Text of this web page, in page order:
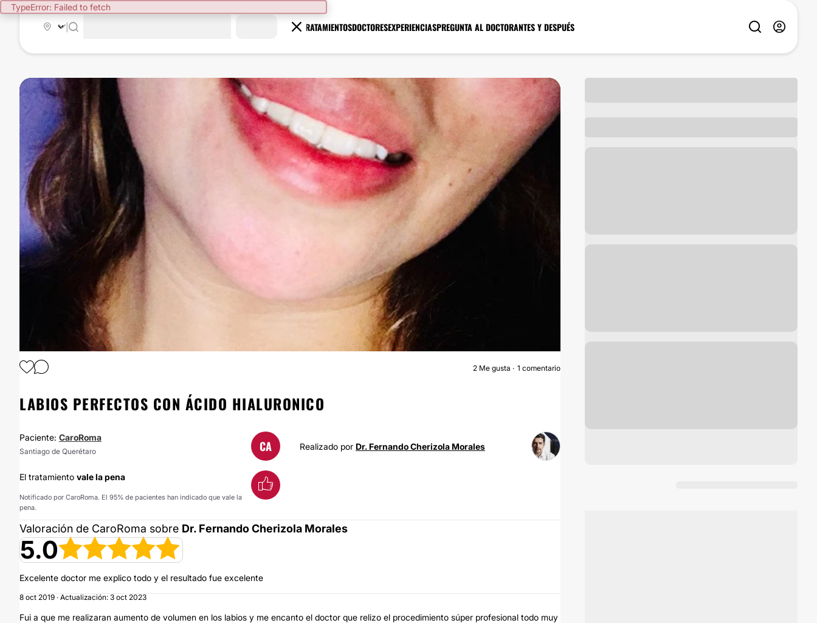
TypeError: Failed to fetch
TRATAMIENTOSDOCTORESEXPERIENCIASPREGUNTA AL DOCTORANTES Y DESPUÉS
ÁCIDO HIALURÓNICO
2 Me gusta 1 comentario
LABIOS PERFECTOS CON ÁCIDO HIALURONICO
Paciente: CaroRoma
Santiago de Querétaro CA Realizado por Dr. Fernando Cherizola Morales
El tratamiento vale la pena
Notificado por CaroRoma. El 95% de pacientes han indicado que vale la
pena.
Valoración de CaroRoma sobre Dr. Fernando Cherizola Morales
5.0
Excelente doctor me explico todo y el resultado fue excelente
8 oct 2019 · Actualización: 3 oct 2023
Fui a que me realizaran aumento de volumen en los labios y me encanto el doctor que relizo el procedimiento súper profesional todo muy